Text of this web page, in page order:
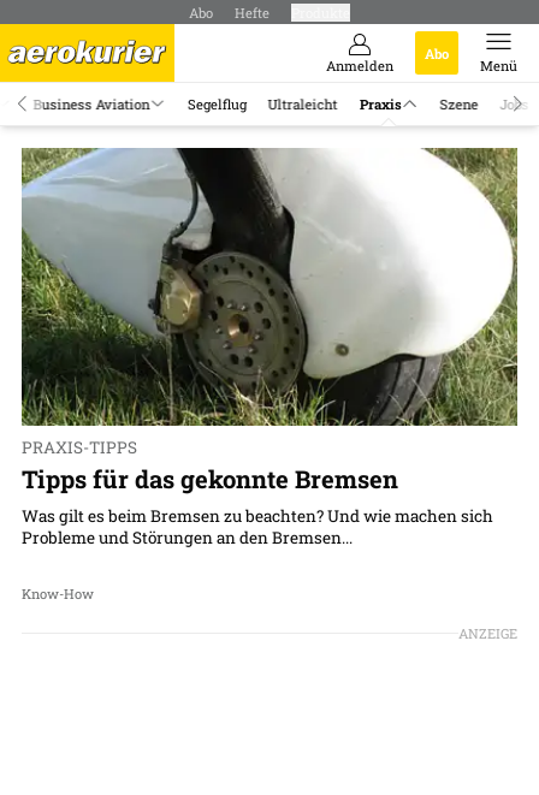
Abo Hefte
Anmelden
Abo
Menü
Business Aviation Segelflug Ultraleicht Praxis Szene Jobs
PRAXIS-TIPPS
Tipps für das gekonnte Bremsen
Was gilt es beim Bremsen zu beachten? Und wie machen sich
Probleme und Störungen an den Bremsen...
Know-How
ANZEIGE